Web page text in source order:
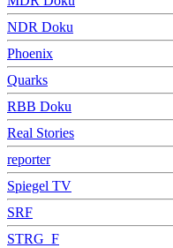
NDR Doku
Phoenix
Quarks
RBB Doku
Real Stories
reporter
Spiegel TV
SRF
STRG_F